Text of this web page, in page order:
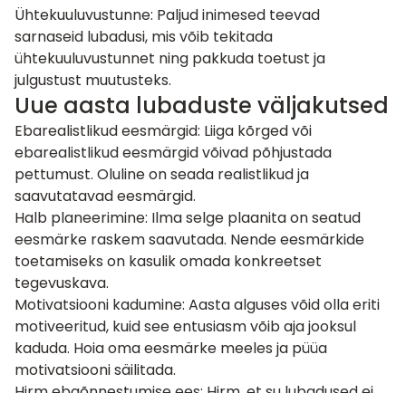
Ühtekuuluvustunne: Paljud inimesed teevad
sarnaseid lubadusi, mis võib tekitada
ühtekuuluvustunnet ning pakkuda toetust ja
julgustust muutusteks.
Uue aasta lubaduste väljakutsed
Ebarealistlikud eesmärgid: Liiga kõrged või
ebarealistlikud eesmärgid võivad põhjustada
pettumust. Oluline on seada realistlikud ja
saavutatavad eesmärgid.
Halb planeerimine: Ilma selge plaanita on seatud
eesmärke raskem saavutada. Nende eesmärkide
toetamiseks on kasulik omada konkreetset
tegevuskava.
Motivatsiooni kadumine: Aasta alguses võid olla eriti
motiveeritud, kuid see entusiasm võib aja jooksul
kaduda. Hoia oma eesmärke meeles ja püüa
motivatsiooni säilitada.